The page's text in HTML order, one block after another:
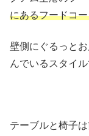
にあるフードコ
壁側にぐるっと
んでいるスタイル
テーブルと椅子